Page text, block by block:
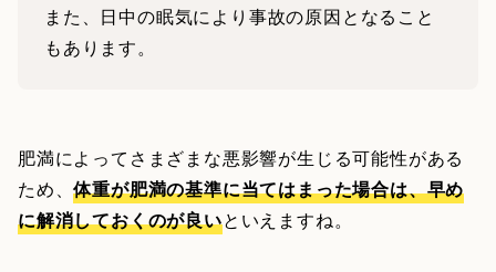
また、日中の眠気により事故の原因となること
もあります。
肥満によってさまざまな悪影響が生じる可能性がある
ため、体重が肥満の基準に当てはまった場合は、早め
に解消しておくのが良いといえますね。